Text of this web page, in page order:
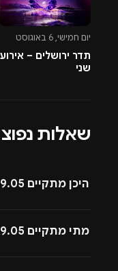
יום חמישי, 6 באוגוסט
תדר ירושלים – אירוע
שני
שאלות
היכן מתקיים 09.05 | האומן 17 טראנס?
מתי מתקיים 09.05 | האומן 17 טראנס?